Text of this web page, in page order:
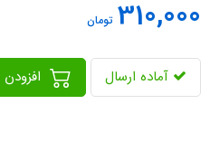
310,000 تومان
آماده ارسال